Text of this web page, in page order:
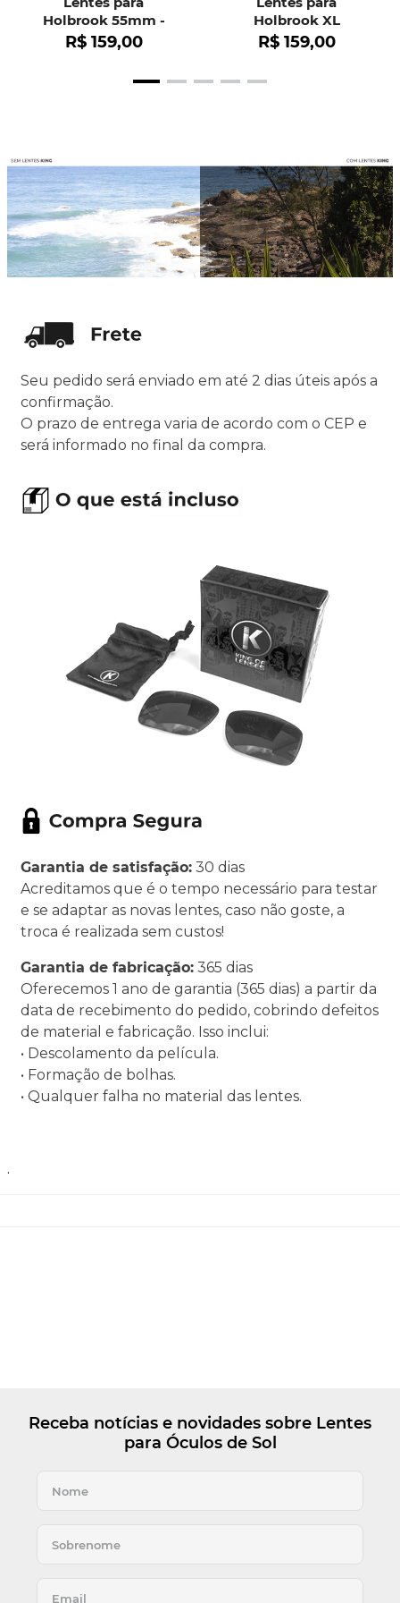
Holbrook 55mm -
OO9102
R$ 159,00
Holbrook XL
R$ 159,00
Seu pedido será enviado em até 2 dias úteis após a
confirmação.
O prazo de entrega varia de acordo com o CEP e
será informado no final da compra.
Garantia de satisfação: 30 dias
Acreditamos que é o tempo necessário para testar
e se adaptar as novas lentes, caso não goste, a
troca é realizada sem custos!
Garantia de fabricação: 365 dias
Oferecemos 1 ano de garantia (365 dias) a partir da
data de recebimento do pedido, cobrindo defeitos
de material e fabricação. Isso inclui:
• Descolamento da película.
• Formação de bolhas.
• Qualquer falha no material das lentes.
.
Receba notícias e novidades sobre Lentes
para Óculos de Sol